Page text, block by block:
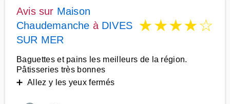
Avis sur Maison
Chaudemanche à DIVES
SUR MER
★★★★☆
Baguettes et pains les meilleurs de la région.
Pâtisseries très bonnes
➕ Allez y les yeux fermés